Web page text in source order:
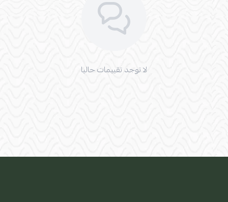
لا توجد تقييمات حاليا